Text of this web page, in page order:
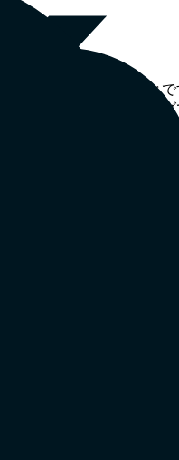
あなた」を見せることで
うブレーンストーミン
ではなく、自信に満ち
あなた」を見せることで
、散らかった部屋は、
ると感じるなら、
グラ
のバーチャル背景の中か
ンも選べます。あなた
プレゼンならフォーマ